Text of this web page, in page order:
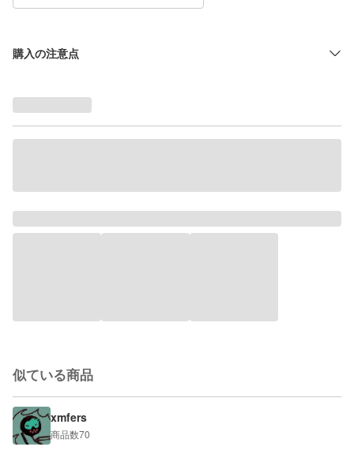
購入の注意点
似ている商品
xmfers
商品数70